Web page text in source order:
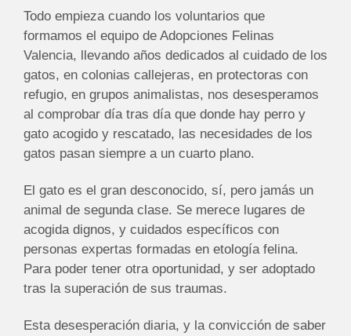
Todo empieza cuando los voluntarios que
formamos el equipo de Adopciones Felinas
Valencia, llevando años dedicados al cuidado de los
gatos, en colonias callejeras, en protectoras con
refugio, en grupos animalistas, nos desesperamos
al comprobar día tras día que donde hay perro y
gato acogido y rescatado, las necesidades de los
gatos pasan siempre a un cuarto plano.
El gato es el gran desconocido, sí, pero jamás un
animal de segunda clase. Se merece lugares de
acogida dignos, y cuidados específicos con
personas expertas formadas en etología felina.
Para poder tener otra oportunidad, y ser adoptado
tras la superación de sus traumas.
Esta desesperación diaria, y la convicción de saber